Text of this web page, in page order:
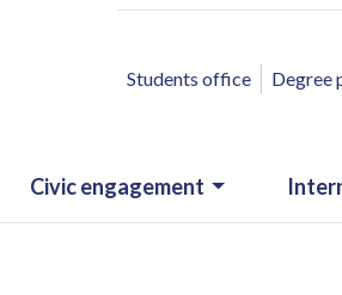
ACCESSO
Students office Degree
Civic engagement